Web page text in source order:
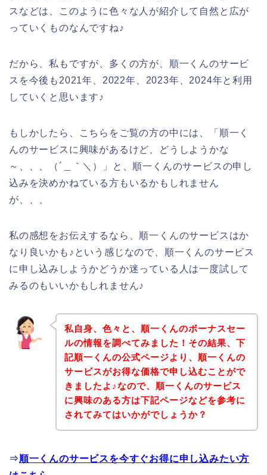
スなどは、このように色々な人が紹介して自然と広が
っていくものなんですね♪
だから、私もですが、多くの方が、順一くんのサービ
スを今後も2021年、2022年、2023年、2024年と利用
していくと思います♪
もしかしたら、こちらをご覧の方の中には、「順一く
んのサービスに興味があるけど、どうしようかな
～、、、（´＿｀＼）」と、順一くんのサービスの申し
込みを決めかねている方もいるかもしれません
が、、、
私の感想をお伝えするなら、順一くんのサービスはか
なり良いかも♪という感じなので、順一くんのサービス
に申し込みしようかどうか迷っている人は一度試して
みるのもいいかもしれません♪
私自身、色々と、順一くんのボーナスセー
ルの情報を調べてみました！その結果、下
記順一くんの公式ページより、順一くんの
サービスがお得な価格で申し込むことがで
きましたよ♪なので、順一くんのサービス
に興味のある方は下記ページなどを参考に
されてみてはいかがでしょうか？
⇒順一くんのサービスを今すぐお得に申し込みたい方